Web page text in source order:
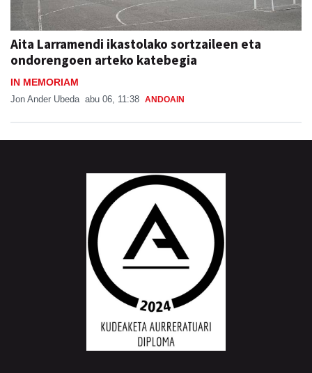
Aita Larramendi ikastolako sortzaileen eta
ondorengoen arteko katebegia
IN MEMORIAM
Jon Ander Ubeda abu 06, 11:38 ANDOAIN